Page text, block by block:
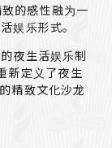
致的感性融为一
活娱 乐形式。
的夜生活娱 乐制
新定 义 了夜生
的精致文化沙龙